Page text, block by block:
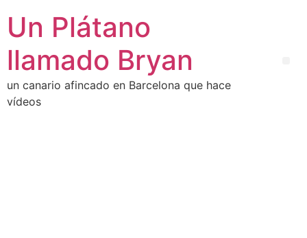
Un Plátano
llamado Bryan
un canario afincado en Barcelona que hace
vídeos